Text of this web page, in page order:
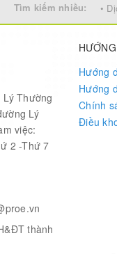
Tìm kiếm nhiều: •
Thường
Lý
việc:
2 -Thứ 7
thành
Hướng
Hướng
Chính
Điều